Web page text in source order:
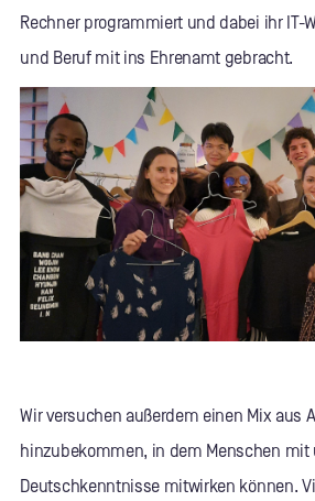
Rechner programmiert und dabei ihr IT-
und Beruf mit ins Ehrenamt gebracht.
Wir versuchen außerdem einen Mix aus
hinzubekommen, in dem Menschen mit
Deutschkenntnisse mitwirken können.